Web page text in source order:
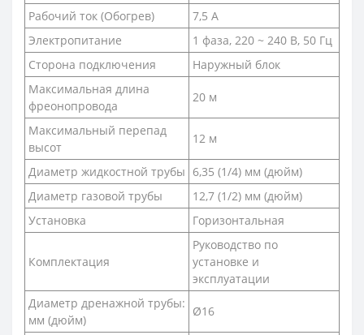
Рабочий ток (Обогрев)
7,5 А
Электропитание
1 фаза, 220 ~ 240 В, 50 Гц
Сторона подключения
Наружный блок
Максимальная длина
фреонопровода
20 м
Максимальный перепад
высот
12 м
Диаметр жидкостной трубы 6,35 (1/4) мм (дюйм)
Диаметр газовой трубы
12,7 (1/2) мм (дюйм)
Установка
Горизонтальная
Комплектация
Руководство по
установке и
эксплуатации
Диаметр дренажной трубы:
мм (дюйм)
Ø16